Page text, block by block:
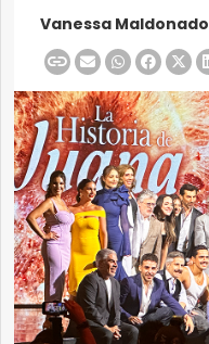
Vanessa Maldonado